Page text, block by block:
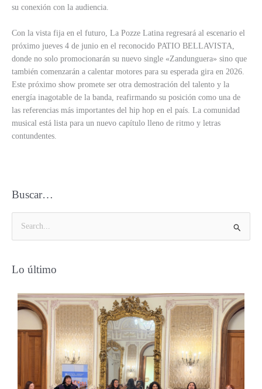
su conexión con la audiencia.
Con la vista fija en el futuro, La Pozze Latina regresará al escenario el
próximo jueves 4 de junio en el reconocido PATIO BELLAVISTA,
donde no solo promocionarán su nuevo single «Zandunguera» sino que
también comenzarán a calentar motores para su esperada gira en 2026.
Este próximo show promete ser otra demostración del talento y la
energía inagotable de la banda, reafirmando su posición como una de
las referencias más importantes del hip hop en el país. La comunidad
musical está lista para un nuevo capítulo lleno de ritmo y letras
contundentes.
Buscar…
Lo último